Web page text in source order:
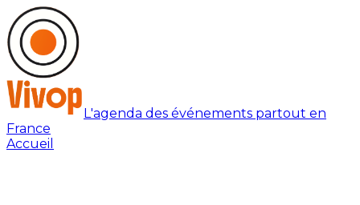
L'agenda des événements partout en
France
Accueil